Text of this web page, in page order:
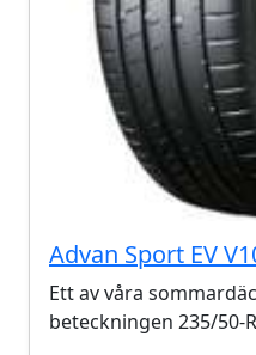
Advan Sport EV
Ett av våra
beteckningen 235/50-